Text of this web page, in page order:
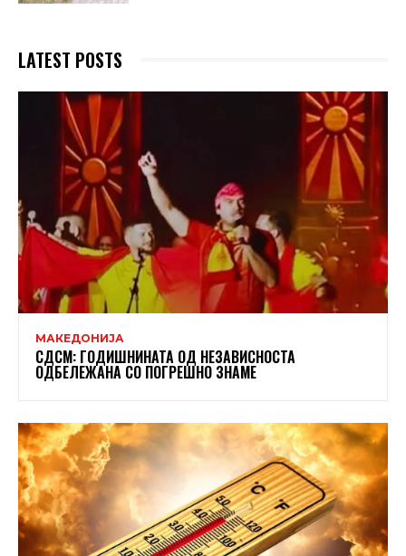
LATEST POSTS
МАКЕДОНИЈА
СДСМ: ГОДИШНИНАТА ОД НЕЗАВИСНОСТА
ОДБЕЛЕЖАНА СО ПОГРЕШНО ЗНАМЕ